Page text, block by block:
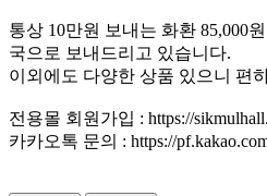
통상 10만원 보내는 화환 85,000
국으로 보내드리고 있습니다.
이외에도 다양한 상품 있으니 편
전용몰 회원가입 : https://
카카오톡 문의 : https://